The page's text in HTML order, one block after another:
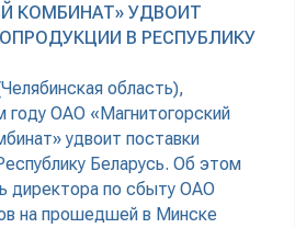
КОМБИНАТ» УДВОИТ
В РЕСПУБЛИКУ
область),
ОАО «Магнитогорский
удвоит поставки
Беларусь. Об этом
директора по сбыту ОАО
на прошедшей в Минске